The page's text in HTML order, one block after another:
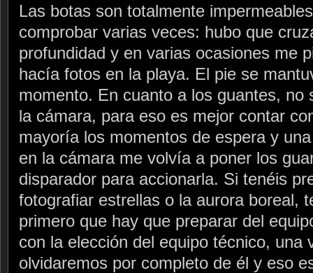
Las botas son totalmente
comprobar varias veces: hubo que
profundidad y en varias ocasiones me
hacía fotos en la playa. El pie se
momento. En cuanto a los guantes, no
la cámara, para eso es mejor contar
mayoría los momentos de espera y
en la cámara me volvía a poner los
disparador para accionarla. Si tenéis
fotografiar estrellas o la aurora boreal,
primero que hay que preparar del
con la elección del equipo técnico, una
olvidaremos por completo de él y eso